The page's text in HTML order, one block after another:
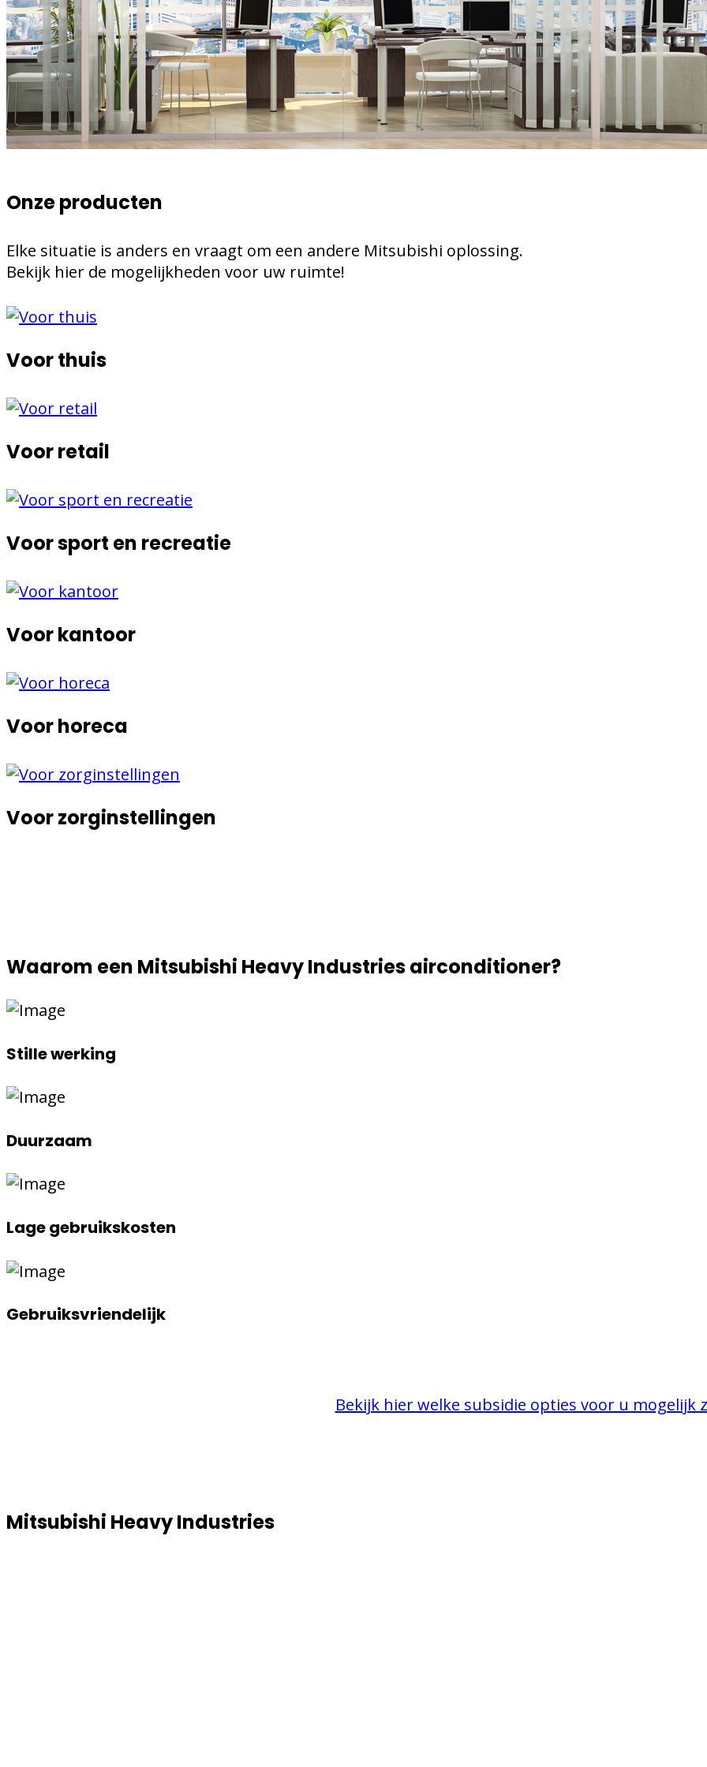
Onze producten
Elke situatie is anders en vraagt om een andere Mitsubishi oplossing.
Bekijk hier de mogelijkheden voor uw ruimte!
Voor thuis
Voor retail
Voor sport en recreatie
Voor kantoor
Voor horeca
Voor zorginstellingen
Waarom een Mitsubishi Heavy Industries airconditioner?
Stille werking
Duurzaam
Lage gebruikskosten
Gebruiksvriendelijk
Bekijk hier welke subsidie opties voor u mogelijk
Mitsubishi Heavy Industries